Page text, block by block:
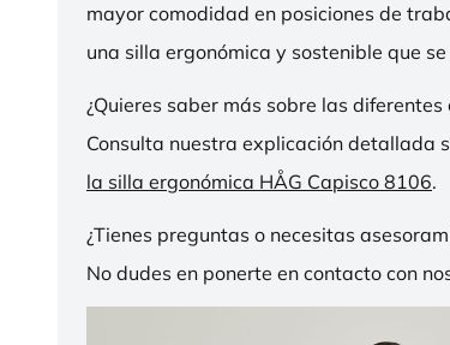
mayor comodidad en posiciones de
una silla ergonómica y sostenible que
¿Quieres saber más sobre las
Consulta nuestra explicación detallada
la silla ergonómica HÅG Capisco 8106.
¿Tienes preguntas o necesitas
No dudes en ponerte en contacto con